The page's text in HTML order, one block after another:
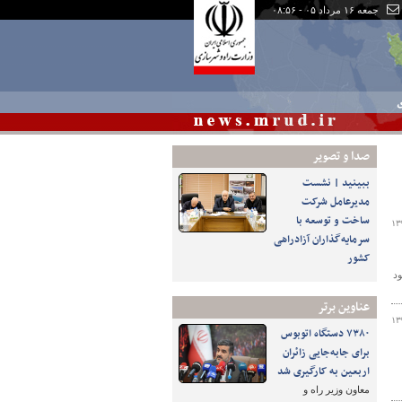
جمعه ۱۶ مرداد ۰۵ - ۰۸:۵۶
صدا و تصوير
ببینید | نشست
مدیرعامل شرکت
ساخت و توسعه با
سرمایه‌گذاران آزادراهی
کشور
عناوین برتر
۷۳۸۰ دستگاه اتوبوس
برای جابه‌جایی زائران
اربعین به‌ کارگیری شد
معاون وزیر راه و